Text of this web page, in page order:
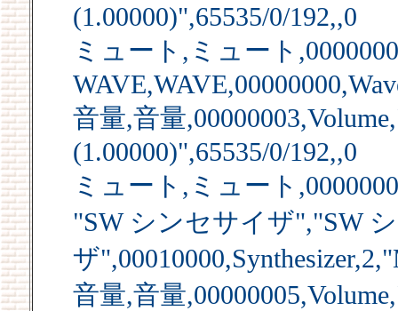
(1.00000)",65535/0/192,,0
ミュート,ミュート
音量,音量
(1.00000)",65535/0/192,,0
ミュート,ミュート
"SW シンセサイザ","SW
ザ
音量,音量